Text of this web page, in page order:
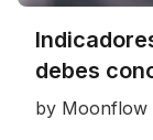
debes
by Moonflow